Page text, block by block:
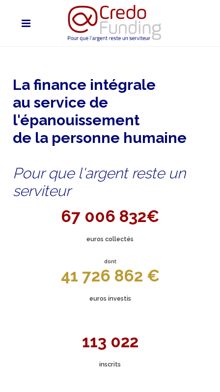
La finance intégrale
au service de
l'épanouissement
de la personne humaine
Pour que l'argent reste un
serviteur
67 006 832€
euros collectés
dont
41 726 862 €
euros investis
113 022
inscrits